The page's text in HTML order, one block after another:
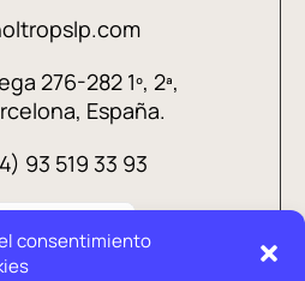
consentimiento
276-282 1º, 2ª,
España.
93 519 33 93